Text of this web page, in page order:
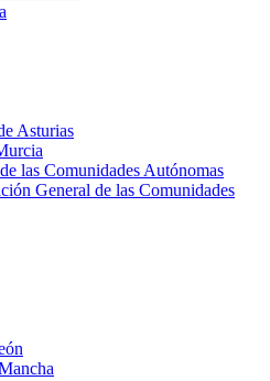
Asturias
las Comunidades Autónomas
General de las Comunidades